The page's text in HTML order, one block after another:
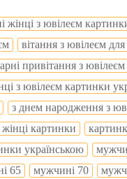
жінці з ювілеєм
вітання з ювілеєм
привітання з ювілеєм
з ювілеєм картинки
з днем народження з
картинки
українською
65 мужчині 70